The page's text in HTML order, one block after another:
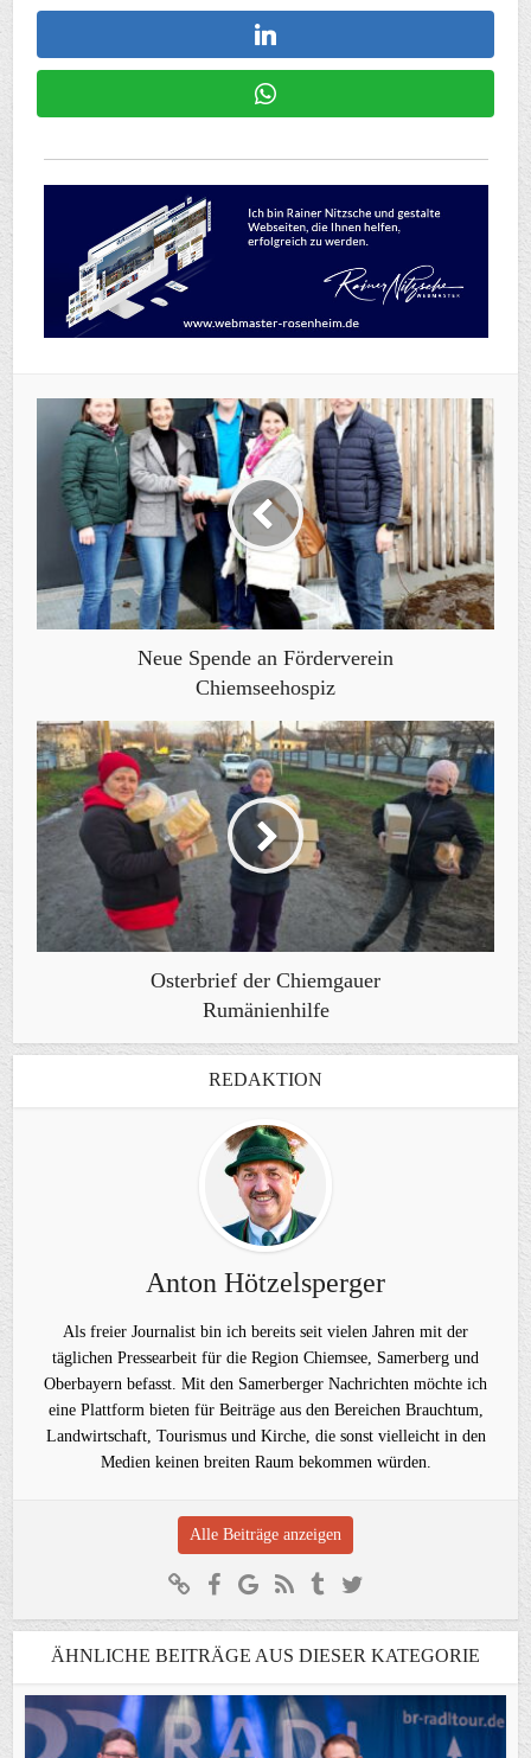
Neue Spende an Förderverein
Chiemseehospiz
Osterbrief der Chiemgauer
Rumänienhilfe
REDAKTION
Anton Hötzelsperger
Als freier Journalist bin ich bereits seit vielen Jahren mit der
täglichen Pressearbeit für die Region Chiemsee, Samerberg und
Oberbayern befasst. Mit den Samerberger Nachrichten möchte ich
eine Plattform bieten für Beiträge aus den Bereichen Brauchtum,
Landwirtschaft, Tourismus und Kirche, die sonst vielleicht in den
Medien keinen breiten Raum bekommen würden.
Alle Beiträge anzeigen
ÄHNLICHE BEITRÄGE AUS DIESER KATEGORIE